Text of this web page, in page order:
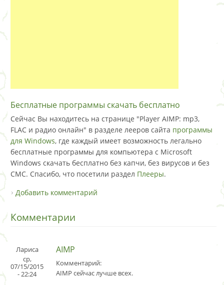
Бесплатные программы скачать бесплатно
Сейчас Вы находитесь на странице "Player AIMP: mp3,
FLAC и радио онлайн" в разделе лееров сайта программы
для Windows, где каждый имеет возможность легально
бесплатные программы для компьютера с Microsoft
Windows скачать бесплатно без капчи, без вирусов и без
СМС. Спасибо, что посетили раздел Плееры.
Добавить комментарий
Комментарии
Лариса
ср,
07/15/2015
- 22:24
AIMP
Комментарий:
AIMP сейчас лучше всех.